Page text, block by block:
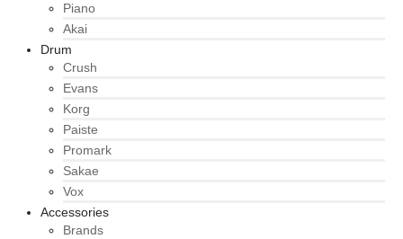
Piano
Akai
Drum
Crush
Evans
Korg
Paiste
Promark
Sakae
Vox
Accessories
Brands